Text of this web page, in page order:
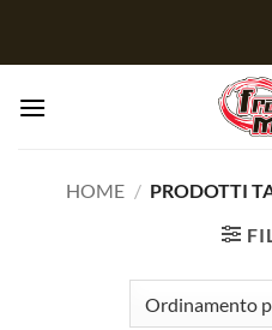
HOME / PRODOTTI